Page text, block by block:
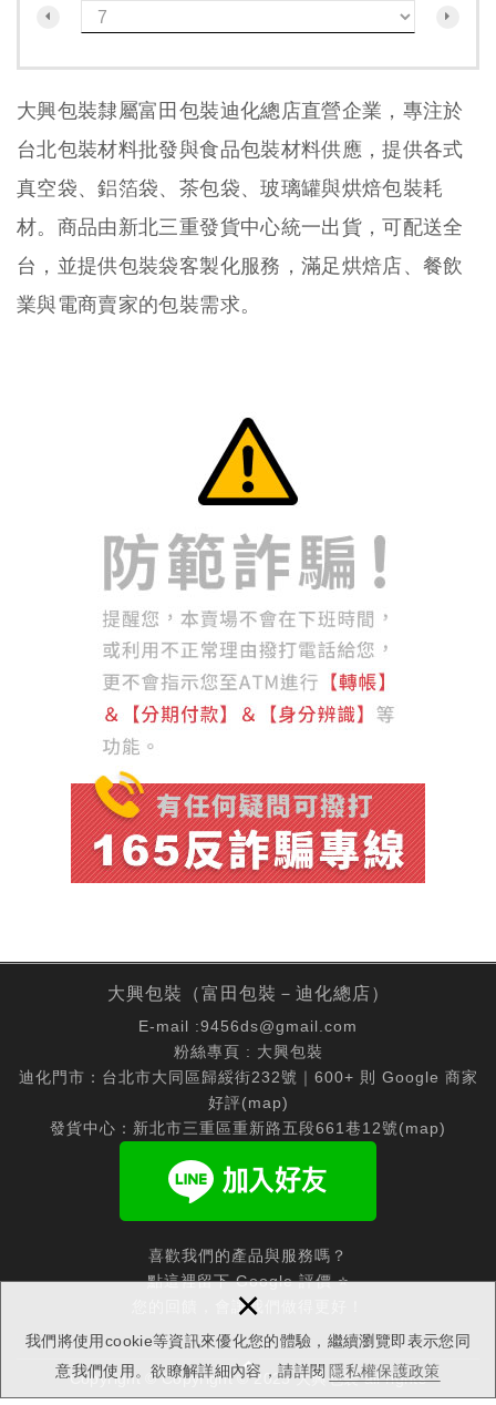
我們將使用cookie等資訊來優化您的體驗，繼續瀏覽即表示您同
意我們使用。欲瞭解詳細內容，請詳閱 隱私權保護政策
×
大興包裝隸屬富田包裝迪化總店直營企業，專注於
台北包裝材料批發與食品包裝材料供應，提供各式
真空袋、鋁箔袋、茶包袋、玻璃罐與烘焙包裝耗
材。商品由新北三重發貨中心統一出貨，可配送全
台，並提供包裝袋客製化服務，滿足烘焙店、餐飲
業與電商賣家的包裝需求。
大興包裝（富田包裝－迪化總店）
E-mail :9456ds@gmail.com
粉絲專頁 : 大興包裝
迪化門市：台北市大同區歸綏街232號｜600+ 則 Google 商家
好評(map)
發貨中心：新北市三重區重新路五段661巷12號(map)
喜歡我們的產品與服務嗎？
點這裡留下 Google 評價 ⭐
您的回饋，會讓我們做得更好！
Copyright © Copyright © 2025 大興包裝 all rights